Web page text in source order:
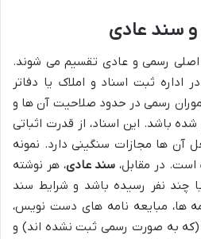
سند عادی
اصلی رسمی و عادی تقسیم می شوند.
ثبت اسناد و املاک یا دفاتر
رسمی در حدود صلاحیت آن ها و
باشد. این اسناد، از قدرت اثباتی
آن ها مجازات سنگینی دارد. نمونه
است. در مقابل، سند عادی، هر نوشته
نفر رسیده باشد و شرایط سند
ها، مبایعه نامه های دست نویس،
(که به صورت رسمی ثبت نشده اند) و